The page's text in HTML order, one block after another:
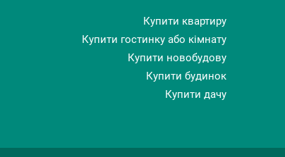
Купити квартиру
Купити гостинку або кімнату
Купити новобудову
Купити будинок
Купити дачу